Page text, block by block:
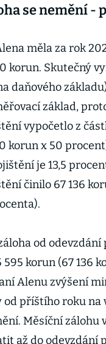
se nemění -
měla za rok
korun. Skutečný
daňového
základ,
vypočetlo z
korun x 50
je 13,5
činilo 67 136
od odevzdání
korun (67 136
Alenu zvýšení
od příštího roku na
Měsíční zálohu
až do odevzdání